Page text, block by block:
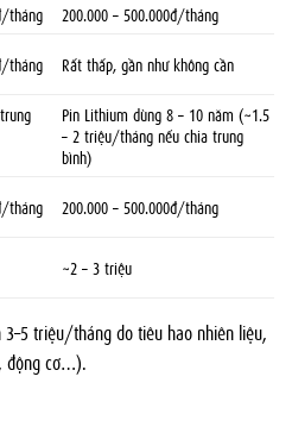
tháng
200.000 – 500.000đ/tháng
tháng Rất thấp, gần như không cần
Pin Lithium dùng 8 – 10 năm (~1.5
– 2 triệu/tháng nếu chia trung
bình)
tháng 200.000 – 500.000đ/tháng
~2 – 3 triệu
3–5 triệu/tháng do tiêu hao nhiên liệu,
động cơ…).